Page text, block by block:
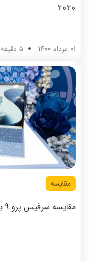
2020
01 مرداد 1400 5 دقیقه زمان برای مطالعه
مقایسه
مقایسه سرفیس پرو 9 با سرفیس پرو 8